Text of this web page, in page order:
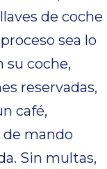
de coche
sea lo
su coche,
reservadas,
café,
mando
Sin multas,